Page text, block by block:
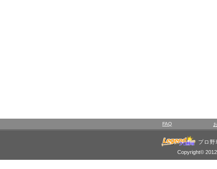
FAQ
プロ
Copyright©